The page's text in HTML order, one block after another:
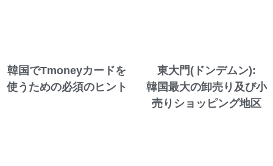
韓国でTmoneyカードを
使うための必須のヒント
東大門(ドンデムン):
韓国最大の卸売り及び小
売りショッピング地区